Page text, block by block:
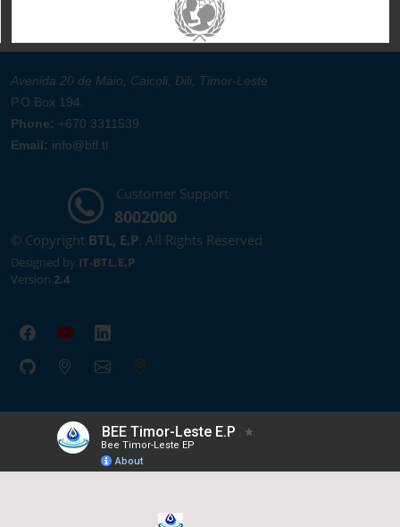
Avenida 20 de Maio, Caicoli, Dili, Timor-Leste
P.O.Box 194.
Phone: +670 3311539
Email: info@btl.tl
Customer Support
8002000
© Copyright BTL, E.P. All Rights Reserved
Designed by IT-BTL,E.P
Version 2.4